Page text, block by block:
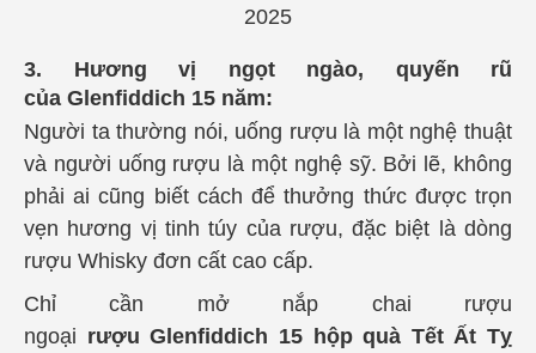
2025
3. Hương vị ngọt ngào, quyến rũ
của Glenfiddich 15 năm:
Người ta thường nói, uống rượu là một nghệ thuật
và người uống rượu là một nghệ sỹ. Bởi lẽ, không
phải ai cũng biết cách để thưởng thức được trọn
vẹn hương vị tinh túy của rượu, đặc biệt là dòng
rượu Whisky đơn cất cao cấp.
Chỉ cần mở nắp chai
rượu
ngoại rượuGlenfiddich 15hộp quà Tết Ất Tỵ